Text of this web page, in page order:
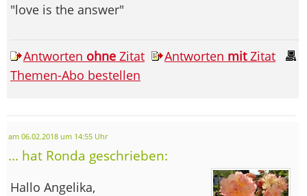
"love is the answer"
Antworten ohne Zitat Antworten mitZitat
Themen-Abo bestellen
am 06.02.2018 um 14:55 Uhr
... hat Ronda geschrieben:
Hallo Angelika,